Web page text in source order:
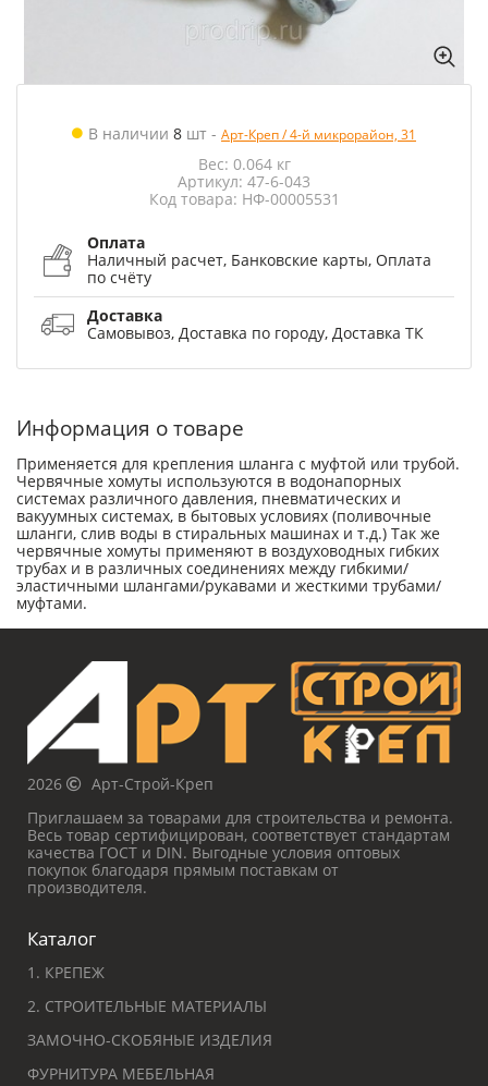
В наличии 8 шт - Арт-Креп / 4-й микрорайон, 31
Вес: 0.064 кг
Артикул: 47-6-043
Код товара: НФ-00005531
Оплата
Наличный расчет, Банковские карты, Оплата
по счёту
Доставка
Самовывоз, Доставка по городу, Доставка ТК
Информация о товаре
Применяется для крепления шланга с муфтой или трубой.
Червячные хомуты используются в водонапорных
системах различного давления, пневматических и
вакуумных системах, в бытовых условиях (поливочные
шланги, слив воды в стиральных машинах и т.д.) Так же
червячные хомуты применяют в воздуховодных гибких
трубах и в различных соединениях между гибкими/
эластичными шлангами/рукавами и жесткими трубами/
муфтами.
2026
Арт-Строй-Креп
Приглашаем за товарами для строительства и ремонта.
Весь товар сертифицирован, соответствует стандартам
качества ГОСТ и DIN. Выгодные условия оптовых
покупок благодаря прямым поставкам от
производителя.
Каталог
1. КРЕПЕЖ
2. СТРОИТЕЛЬНЫЕ МАТЕРИАЛЫ
ЗАМОЧНО-СКОБЯНЫЕ ИЗДЕЛИЯ
ФУРНИТУРА МЕБЕЛЬНАЯ